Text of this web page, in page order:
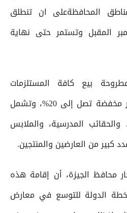
المحافظةعلى ان تنطلق
المقبل وتستمر حتى نهاية
بيع كافة المستلزمات
والأدوات المدرسية بأسعار مخفضة تصل إلى 20%، وتشمل
والحقائب المدرسية، والملابس
كبير من العارضين والمنتجين.
محافظ الجيزة، أن إقامة هذه
الدولة للتوسع في معارض